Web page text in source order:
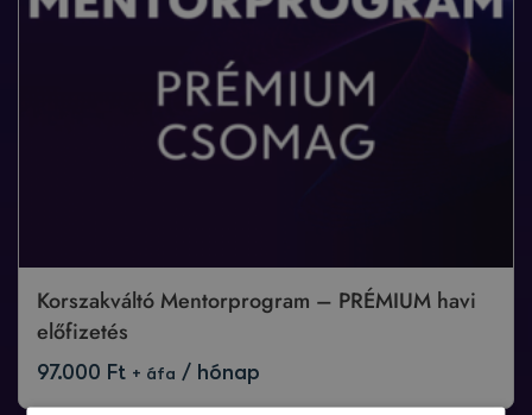
Korszakváltó Mentorprogram – PRÉMIUM havi
előfizetés
97.000 Ft + áfa / hónap